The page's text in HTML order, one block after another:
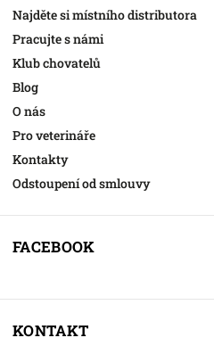
Najděte si místního distributora
Pracujte s námi
Klub chovatelů
Blog
O nás
Pro veterináře
Kontakty
Odstoupení od smlouvy
FACEBOOK
KONTAKT